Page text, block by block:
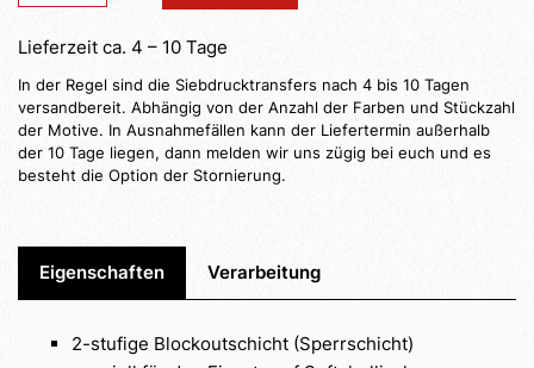
Lieferzeit ca. 4 – 10 Tage
In der Regel sind die Siebdrucktransfers nach 4 bis 10 Tagen
versandbereit. Abhängig von der Anzahl der Farben und Stückzahl
der Motive. In Ausnahmefällen kann der Liefertermin außerhalb
der 10 Tage liegen, dann melden wir uns zügig bei euch und es
besteht die Option der Stornierung.
Eigenschaften Verarbeitung
2-stufige Blockoutschicht (Sperrschicht)